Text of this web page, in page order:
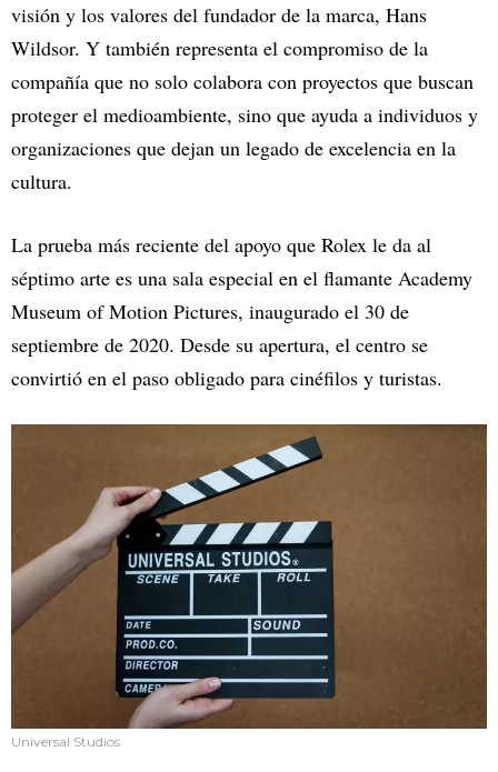
visión y los valores del fundador de la marca, Hans
Wildsor. Y también representa el compromiso de la
compañía que no solo colabora con proyectos que buscan
proteger el medioambiente, sino que ayuda a individuos y
organizaciones que dejan un legado de excelencia en la
cultura.
La prueba más reciente del apoyo que Rolex le da al
séptimo arte es una sala especial en el flamante Academy
Museum of Motion Pictures, inaugurado el 30 de
septiembre de 2020. Desde su apertura, el centro se
convirtió en el paso obligado para cinéfilos y turistas.
Universal Studios